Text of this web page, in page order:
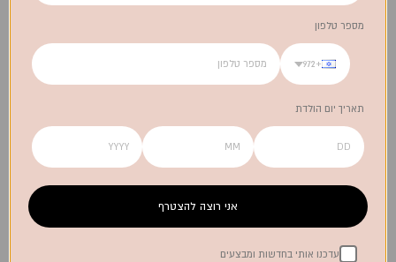
אזל מהמלאי
כפות הגשה בוטגה שחור | 2
מספר טלפון
+972
תאריך יום הולדת
אני רוצה להצטרף
עדכנו אותי בחדשות ומבצעים